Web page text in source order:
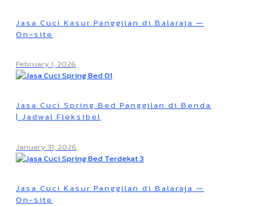
Jasa Cuci Kasur Panggilan di Balaraja —
On-site
February 1, 2026
Jasa Cuci Spring Bed Panggilan di Benda
| Jadwal Fleksibel
January 31, 2026
Jasa Cuci Kasur Panggilan di Balaraja —
On-site